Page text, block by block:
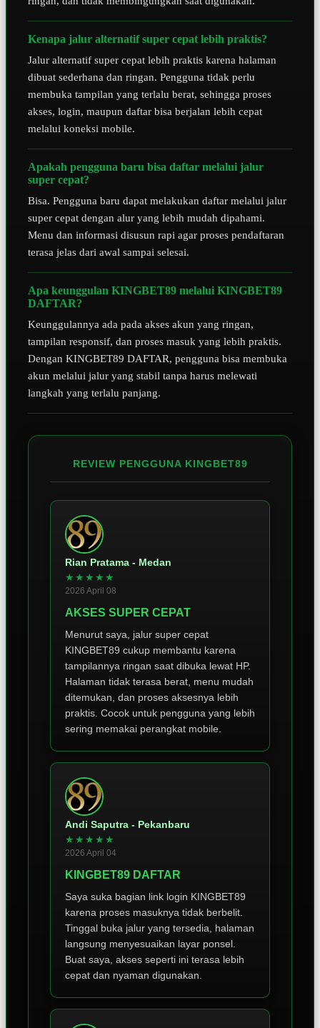
Kenapa jalur alternatif super cepat lebih praktis?
Jalur alternatif super cepat lebih praktis karena halaman
dibuat sederhana dan ringan. Pengguna tidak perlu
membuka tampilan yang terlalu berat, sehingga proses
akses, login, maupun daftar bisa berjalan lebih cepat
melalui koneksi mobile.
Apakah pengguna baru bisa daftar melalui jalur
super cepat?
Bisa. Pengguna baru dapat melakukan daftar melalui jalur
super cepat dengan alur yang lebih mudah dipahami.
Menu dan informasi disusun rapi agar proses pendaftaran
terasa jelas dari awal sampai selesai.
Apa keunggulan KINGBET89 melalui KINGBET89
DAFTAR?
Keunggulannya ada pada akses akun yang ringan,
tampilan responsif, dan proses masuk yang lebih praktis.
Dengan KINGBET89 DAFTAR, pengguna bisa membuka
akun melalui jalur yang stabil tanpa harus melewati
langkah yang terlalu panjang.
REVIEW PENGGUNA KINGBET89
Rian Pratama - Medan
★★★★★
2026 April 08
AKSES SUPER CEPAT
Menurut saya, jalur super cepat
KINGBET89 cukup membantu karena
tampilannya ringan saat dibuka lewat HP.
Halaman tidak terasa berat, menu mudah
ditemukan, dan proses aksesnya lebih
praktis. Cocok untuk pengguna yang lebih
sering memakai perangkat mobile.
Andi Saputra - Pekanbaru
★★★★★
2026 April 04
KINGBET89 DAFTAR
Saya suka bagian link login KINGBET89
karena proses masuknya tidak berbelit.
Tinggal buka jalur yang tersedia, halaman
langsung menyesuaikan layar ponsel.
Buat saya, akses seperti ini terasa lebih
cepat dan nyaman digunakan.